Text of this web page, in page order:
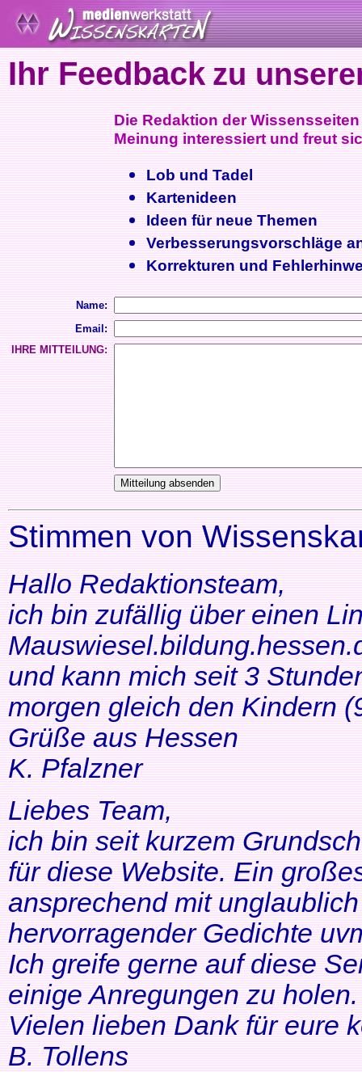
Ihr Feedback zu
Die Redaktion der
Meinung interessiert und freut
Lob und Tadel
Kartenideen
Ideen für neue Themen
Verbesserungsvorschläge
Korrekturen und
Name:
Email:
IHRE MITTEILUNG:
Stimmen von
Hallo Redaktionsteam,
ich bin zufällig über einen
und kann mich seit 3
morgen gleich den Kindern
Grüße aus Hessen
K. Pfalzner
Liebes Team,
ich bin seit kurzem
für diese Website. Ein
ansprechend mit
hervorragender Gedichte
Ich greife gerne auf diese
einige Anregungen zu
Vielen lieben Dank für eure
B. Tollens